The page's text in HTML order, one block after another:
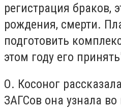
регистрация браков,
рождения, смерти.
подготовить
этом году его
О. Косоног
ЗАГСов она узнала во